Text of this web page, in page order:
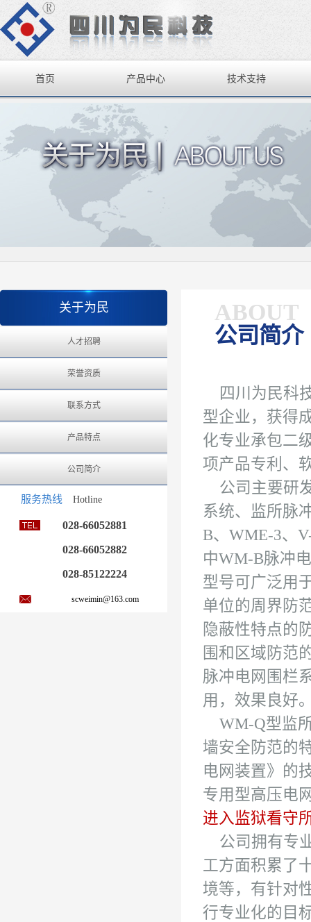
首页 产品中心 技术支持
关于为民
人才招聘
荣誉资质
联系方式
产品特点
公司简介
服务热线 Hotline
028-66052881
028-66052882
028-85122224
scweimin@163.com
ABOUT
公司简介
四川为民科
型企业，获得
化专业承包二
项产品专利、
公司主要研
系统、监所脉
B、WME-3、
中WM-B脉冲
型号可广泛用
单位的周界防
隐蔽性特点的
围和区域防范
脉冲电网围栏
用，效果良好
WM-Q型监
墙安全防范的
电网装置》的
专用型高压电
进入监狱看守
公司拥有专
工方面积累了
境等，有针对
行专业化的目